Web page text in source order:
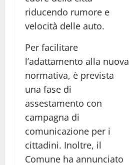
riducendo rumore e
velocità delle auto.
Per facilitare
l’adattamento alla nuova
normativa, è prevista
una fase di
assestamento con
campagna di
comunicazione per i
cittadini. Inoltre, il
Comune ha annunciato